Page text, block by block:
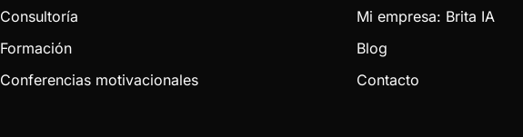
Consultoría
Formación
Conferencias motivacionales
Mi empresa: Brita IA
Blog
Contacto